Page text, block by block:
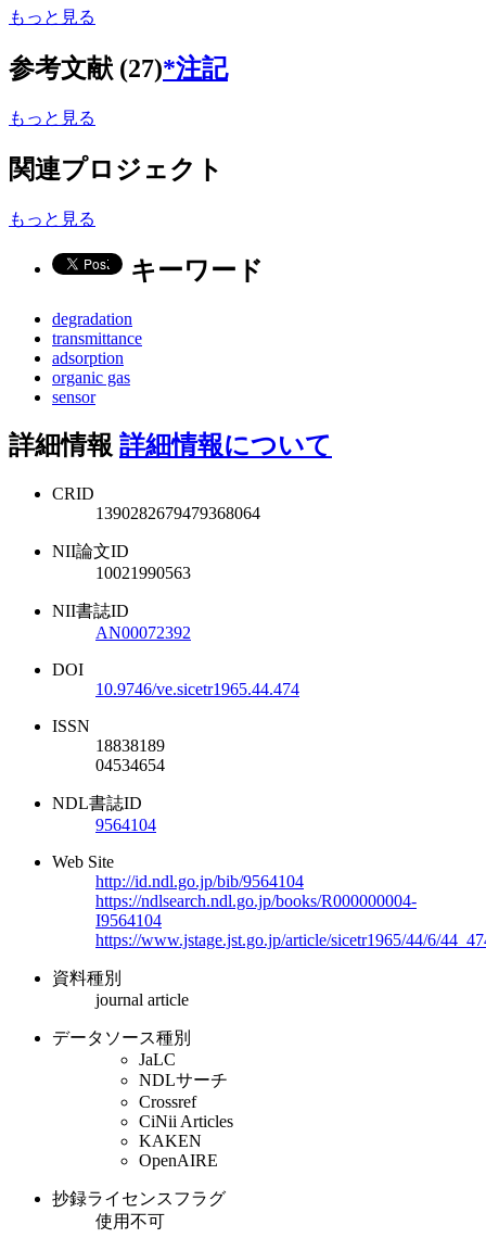
もっと見る
参考文献 (27)*注記
もっと見る
関連プロジェクト
もっと見る
キーワード
degradation
transmittance
adsorption
organic gas
sensor
詳細情報 詳細情報について
CRID
1390282679479368064
NII論文ID
10021990563
NII書誌ID
AN00072392
DOI
10.9746/ve.sicetr1965.44.474
ISSN
18838189
04534654
NDL書誌ID
9564104
Web Site
http://id.ndl.go.jp/bib/9564104
https://ndlsearch.ndl.go.jp/books/R000000004-
I9564104
https://www.jstage.jst.go.jp/article/sicetr1965/44/6/
資料種別
journal article
データソース種別
JaLC
NDLサーチ
Crossref
CiNii Articles
KAKEN
OpenAIRE
抄録ライセンスフラグ
使用不可